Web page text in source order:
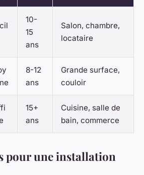
10-
15
ans
Salon, chambre,
locataire
8-12
ans
Grande surface,
couloir
15+
ans
Cuisine, salle de
bain, commerce
pour une installation